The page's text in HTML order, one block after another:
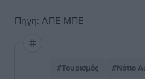
Πηγή: ΑΠΕ-ΜΠΕ
#Τουρισμός #Νότιο